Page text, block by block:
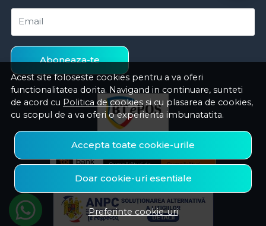
Acest site foloseste cookies pentru a va oferi
functionalitatea dorita. Navigand in continuare, sunteti
de acord cu Politica de cookies si cu plasarea de cookies,
cu scopul de a va oferi o experienta imbunatatita.
Accepta toate cookie-urile
Doar cookie-uri esentiale
Preferinte cookie-uri
Email
Aboneaza-te